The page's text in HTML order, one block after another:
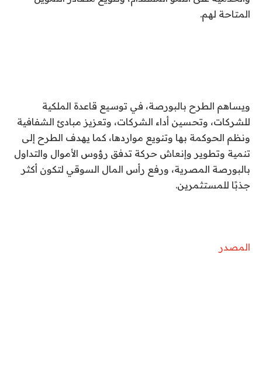
المتاحة لهم.
ويساهم الطرح بالبورصة، في توسيع قاعدة الملكية
للشركات، وتحسين أداء الشركات، وتعزيز مبادئ الشفافية
ونظم الحوكمة بها وتنويع مواردها، كما يهدف الطرح إلى
تنمية وتطوير وإنعاش حركة تدفق رؤوس الأموال والتداول
بالبورصة المصرية، ورفع رأس المال السوقي لتكون أكثر
جذبًا للمستثمرين.
المصدر